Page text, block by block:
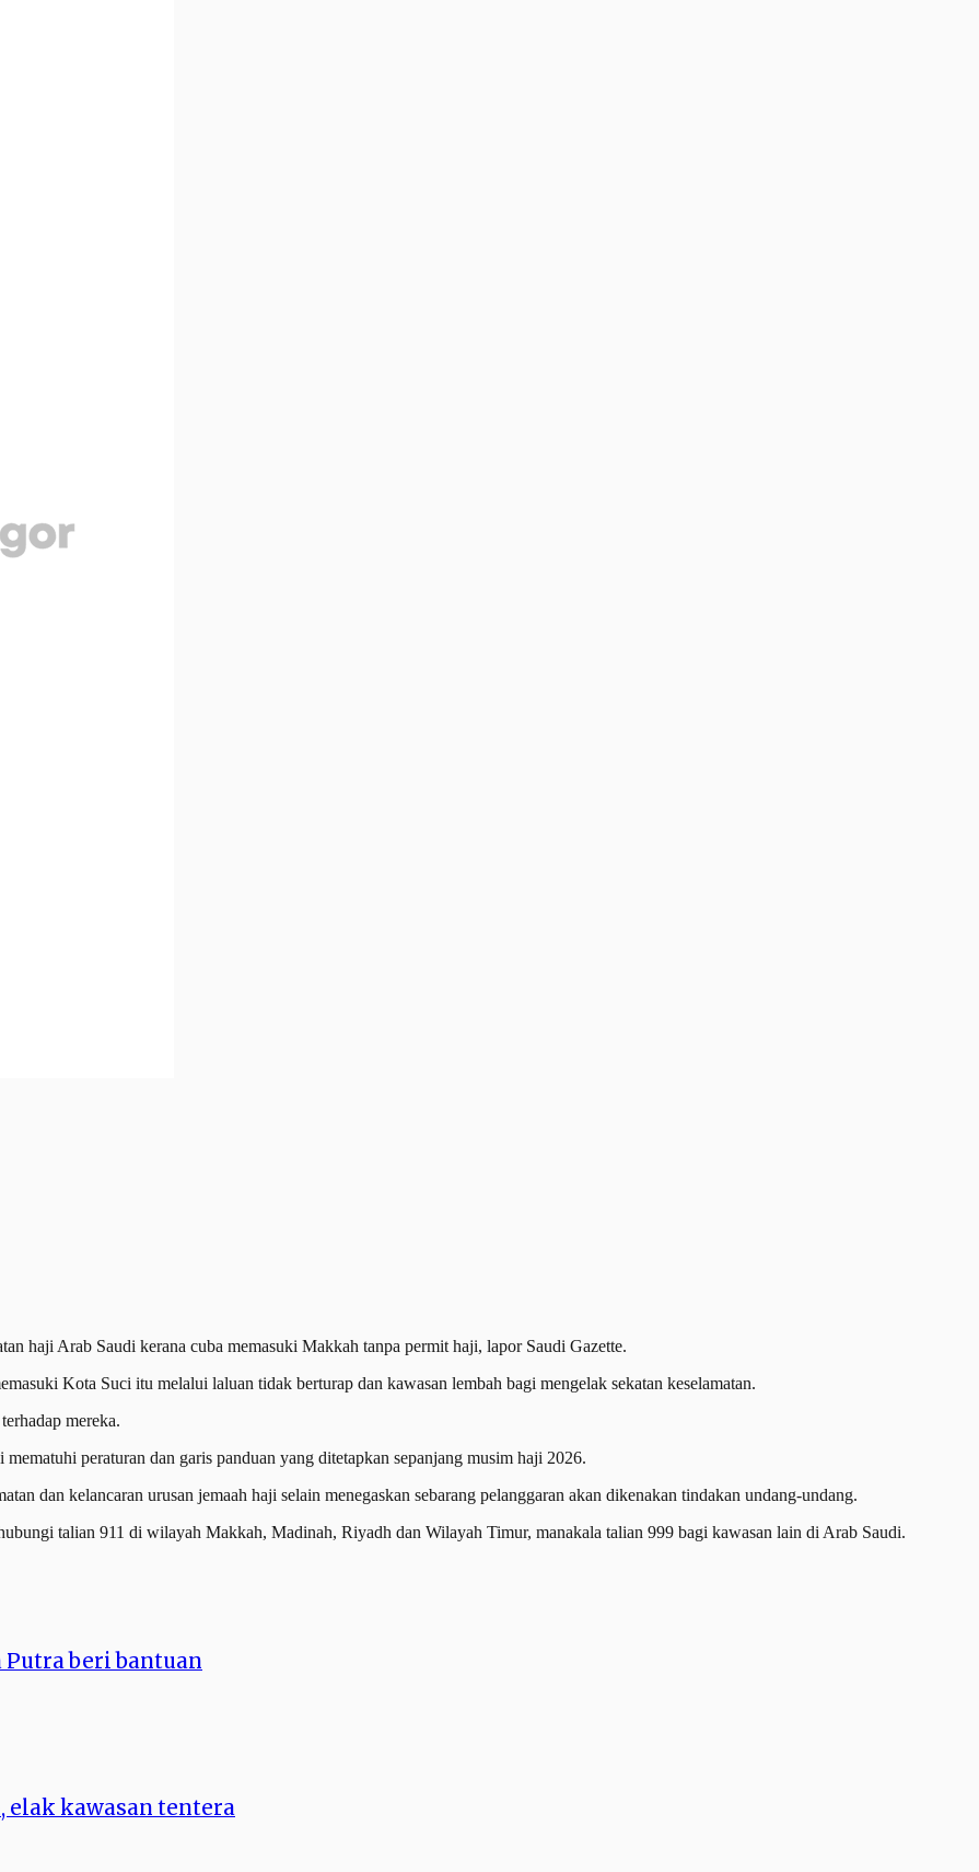
haji Arab Saudi kerana cuba memasuki Makkah tanpa permit haji, lapor Saudi Gazette.
Kota Suci itu melalui laluan tidak berturap dan kawasan lembah bagi mengelak sekatan keselamatan.
mereka.
peraturan dan garis panduan yang ditetapkan sepanjang musim haji 2026.
dan kelancaran urusan jemaah haji selain menegaskan sebarang pelanggaran akan dikenakan tindakan undang-undang.
talian 911 di wilayah Makkah, Madinah, Riyadh dan Wilayah Timur, manakala talian 999 bagi kawasan lain di Arab Saudi.
Putra beri bantuan
elak kawasan tentera